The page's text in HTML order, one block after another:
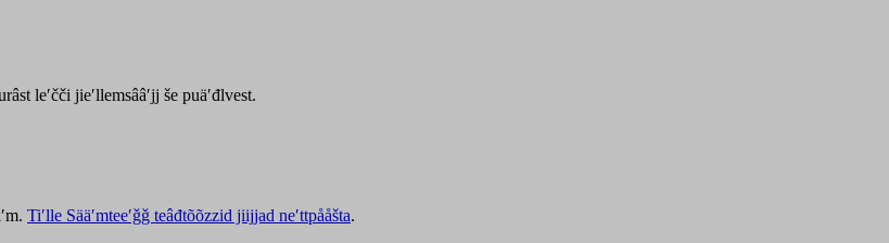
leʹčči jieʹllemsââʹjj še puäʹđlvest.
Tiʹlle Sääʹmteeʹǧǧ teâđtõõzzid jiijjad neʹttpååšta.